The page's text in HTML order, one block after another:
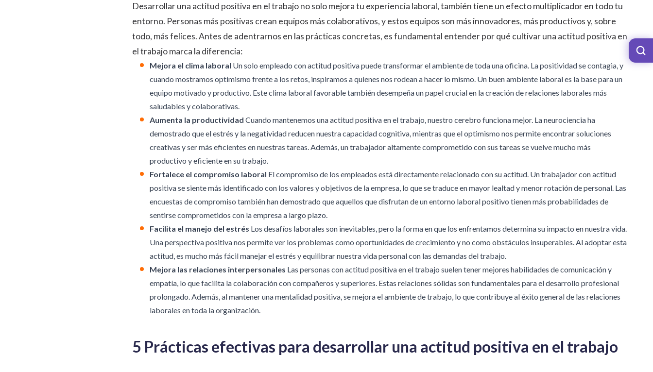
Desarrollar una actitud positiva en el trabajo no solo mejora tu experiencia laboral, también tiene un efecto multiplicador en todo tu
entorno. Personas más positivas crean equipos más colaborativos, y estos equipos son más innovadores, más productivos y, sobre
todo, más felices. Antes de adentrarnos en las prácticas concretas, es fundamental entender por qué cultivar una actitud positiva en
el trabajo marca la diferencia:
Mejora el clima laboral Un solo empleado con actitud positiva puede transformar el ambiente de toda una oficina. La positividad se contagia, y
cuando mostramos optimismo frente a los retos, inspiramos a quienes nos rodean a hacer lo mismo. Un buen ambiente laboral es la base para un
equipo motivado y productivo. Este clima laboral favorable también desempeña un papel crucial en la creación de relaciones laborales más
saludables y colaborativas.
Aumenta la productividad Cuando mantenemos una actitud positiva en el trabajo, nuestro cerebro funciona mejor. La neurociencia ha
demostrado que el estrés y la negatividad reducen nuestra capacidad cognitiva, mientras que el optimismo nos permite encontrar soluciones
creativas y ser más eficientes en nuestras tareas. Además, un trabajador altamente comprometido con sus tareas se vuelve mucho más
productivo y eficiente en su trabajo.
Fortalece el compromiso laboral El compromiso de los empleados está directamente relacionado con su actitud. Un trabajador con actitud
positiva se siente más identificado con los valores y objetivos de la empresa, lo que se traduce en mayor lealtad y menor rotación de personal. Las
encuestas de compromiso también han demostrado que aquellos que disfrutan de un entorno laboral positivo tienen más probabilidades de
sentirse comprometidos con la empresa a largo plazo.
Facilita el manejo del estrés Los desafíos laborales son inevitables, pero la forma en que los enfrentamos determina su impacto en nuestra vida.
Una perspectiva positiva nos permite ver los problemas como oportunidades de crecimiento y no como obstáculos insuperables. Al adoptar esta
actitud, es mucho más fácil manejar el estrés y equilibrar nuestra vida personal con las demandas del trabajo.
Mejora las relaciones interpersonales Las personas con actitud positiva en el trabajo suelen tener mejores habilidades de comunicación y
empatía, lo que facilita la colaboración con compañeros y superiores. Estas relaciones sólidas son fundamentales para el desarrollo profesional
prolongado. Además, al mantener una mentalidad positiva, se mejora el ambiente de trabajo, lo que contribuye al éxito general de las relaciones
laborales en toda la organización.
5 Prácticas efectivas para desarrollar una actitud positiva en el trabajo